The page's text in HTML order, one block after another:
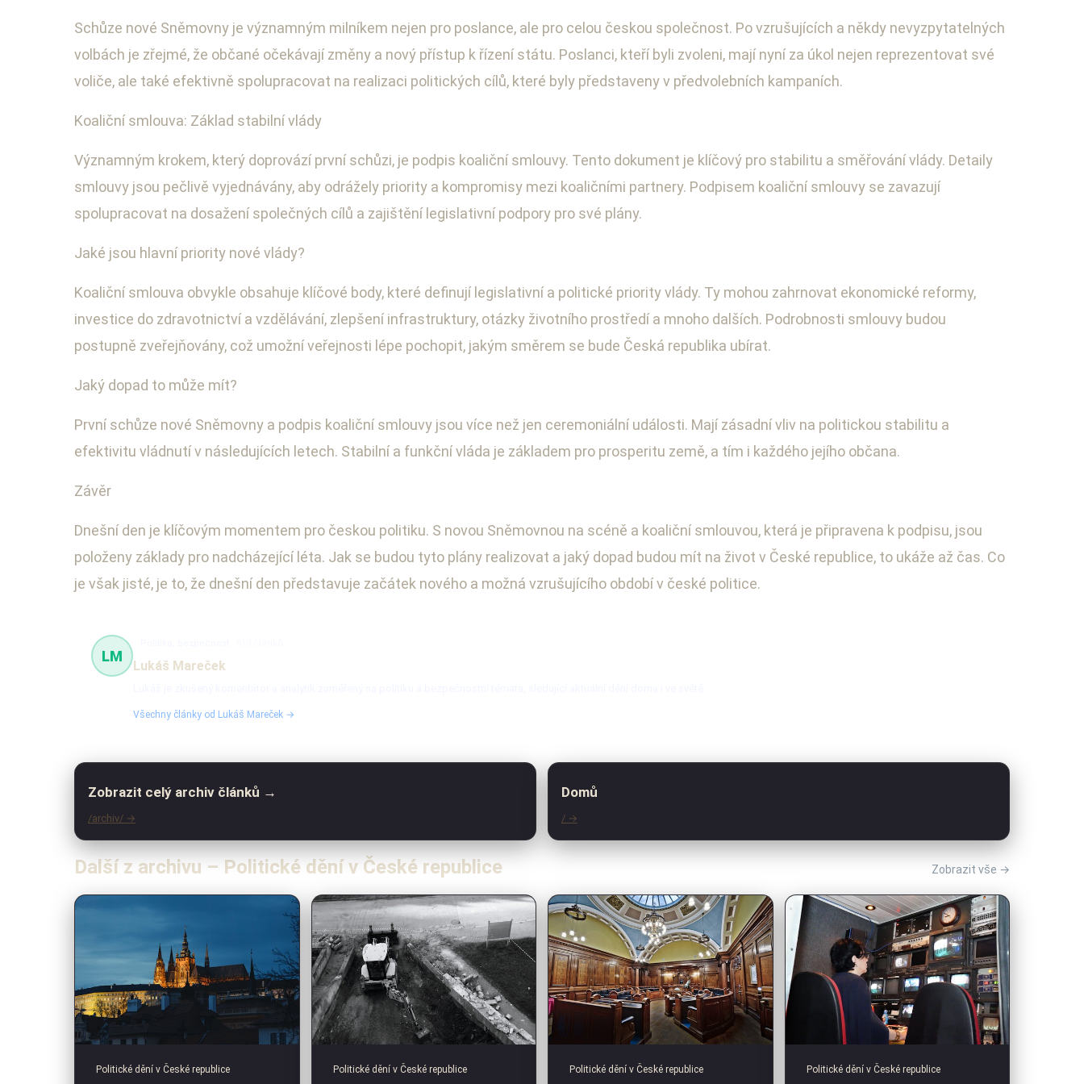
Schůze nové Sněmovny je významným milníkem nejen pro poslance, ale pro celou českou společnost. Po vzrušujících a někdy nevyzpytatelných
volbách je zřejmé, že občané očekávají změny a nový přístup k řízení státu. Poslanci, kteří byli zvoleni, mají nyní za úkol nejen reprezentovat své
voliče, ale také efektivně spolupracovat na realizaci politických cílů, které byly představeny v předvolebních kampaních.
Koaliční smlouva: Základ stabilní vlády
Významným krokem, který doprovází první schůzi, je podpis koaliční smlouvy. Tento dokument je klíčový pro stabilitu a směřování vlády. Detaily
smlouvy jsou pečlivě vyjednávány, aby odrážely priority a kompromisy mezi koaličními partnery. Podpisem koaliční smlouvy se zavazují
spolupracovat na dosažení společných cílů a zajištění legislativní podpory pro své plány.
Jaké jsou hlavní priority nové vlády?
Koaliční smlouva obvykle obsahuje klíčové body, které definují legislativní a politické priority vlády. Ty mohou zahrnovat ekonomické reformy,
investice do zdravotnictví a vzdělávání, zlepšení infrastruktury, otázky životního prostředí a mnoho dalších. Podrobnosti smlouvy budou
postupně zveřejňovány, což umožní veřejnosti lépe pochopit, jakým směrem se bude Česká republika ubírat.
Jaký dopad to může mít?
První schůze nové Sněmovny a podpis koaliční smlouvy jsou více než jen ceremoniální události. Mají zásadní vliv na politickou stabilitu a
efektivitu vládnutí v následujících letech. Stabilní a funkční vláda je základem pro prosperitu země, a tím i každého jejího občana.
Závěr
Dnešní den je klíčovým momentem pro českou politiku. S novou Sněmovnou na scéně a koaliční smlouvou, která je připravena k podpisu, jsou
položeny základy pro nadcházející léta. Jak se budou tyto plány realizovat a jaký dopad budou mít na život v České republice, to ukáže až čas. Co
je však jisté, je to, že dnešní den představuje začátek nového a možná vzrušujícího období v české politice.
LM
Lukáš Mareček
Všechny články od Lukáš Mareček →
Zobrazit celý archiv článků →
/archiv/ →
Domů
/ →
Další z archivu – Politické dění v České republice Zobrazit vše →
Politické dění v České republice Politické dění v České republice Politické dění v České republice Politické dění v České republice